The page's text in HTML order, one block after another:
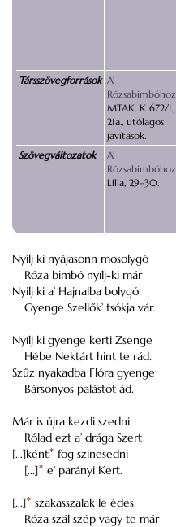
Társszövegforrások A’
Rózsabimbóhoz
MTAK. K 672/I.,
21a., utólagos
javítások.
Szövegváltozatok
A’
Rózsabimbóhoz
Lilla, 29–30.
Nyílj ki nyájasonn mosolygó
Róza bimbó nyílj-ki már
Nyilj ki a’ Hajnalba bolygó
Gyenge Szellők’ tsókja vár.
Nyílj ki gyenge kerti Zsenge
Hébe Nektárt hint te rád.
Szűz nyakadba Flóra gyenge
Bársonyos palástot ád.
Már is újra kezdi szedni
Rólad ezt a’ drága Szert
[...]ként* fog szinesedni
[...]* e’ parányi Kert.
[...]* szakasszalak le édes
Róza szál szép vagy te már